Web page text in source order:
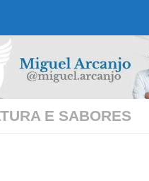
E SABORES